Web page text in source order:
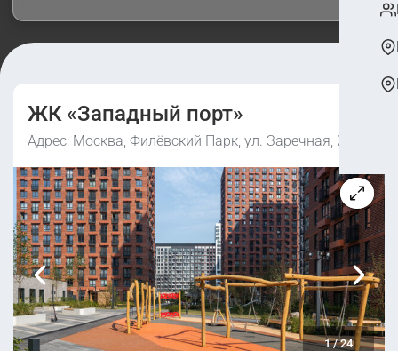
ЖК «Западный порт»
Адрес: Москва, Филёвский Парк, ул. Заречная, 2/1
1/24